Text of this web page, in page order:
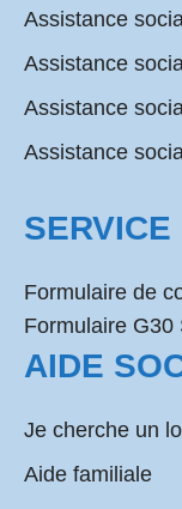
Assistance
Assistance
Assistance
Assistance
Formulaire de
Formulaire G30
AIDE
Je cherche un
Aide familiale